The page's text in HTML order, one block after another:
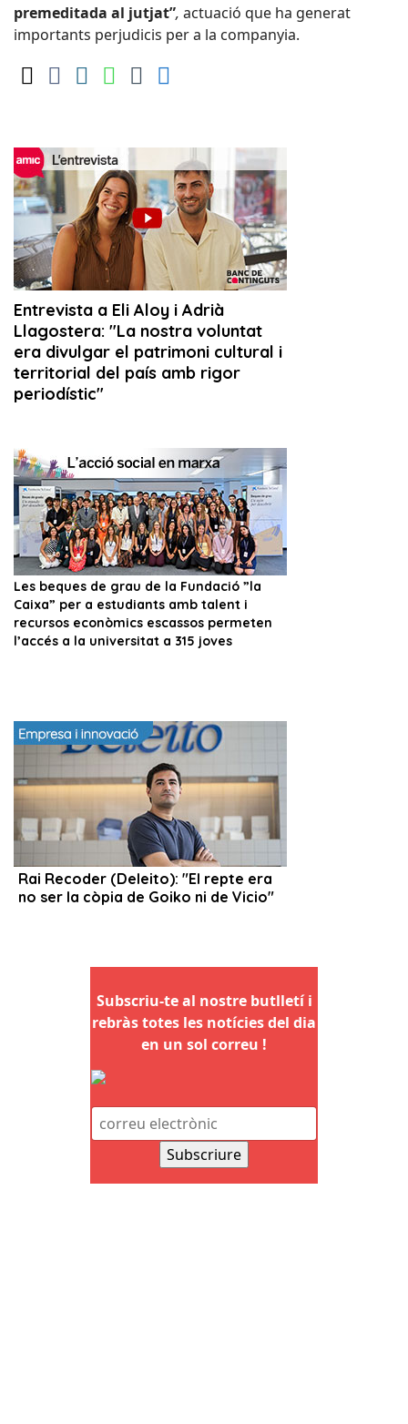
premeditada al jutjat”, actuació que ha generat
importants perjudicis per a la companyia.
Subscriu-te al nostre butlletí i
rebràs totes les notícies del dia
en un sol correu !